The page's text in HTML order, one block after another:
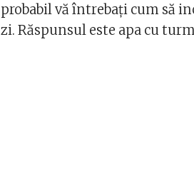
probabil vă întrebați cum să
zi. Răspunsul este apa cu